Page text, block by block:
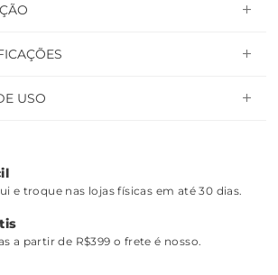
USO
e troque nas lojas físicas em até 30 dias.
a partir de R$399 o frete é nosso.